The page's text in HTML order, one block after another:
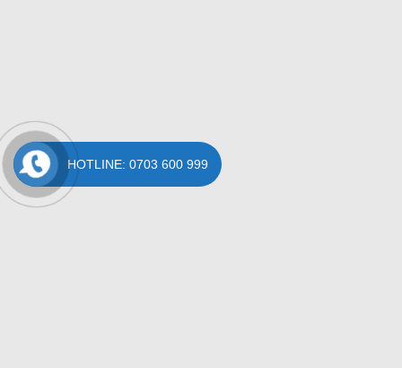
HOTLINE: 0703 600 999